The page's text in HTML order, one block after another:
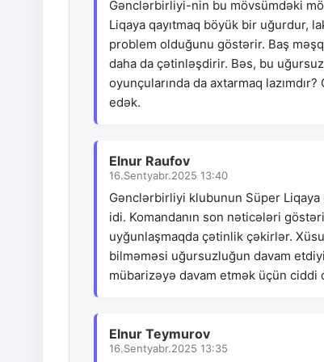
Gənclərbirliyi-nin bu mövsümdəki
Liqaya qayıtmaq böyük bir uğurdur,
problem olduğunu göstərir. Baş
daha da çətinləşdirir. Bəs, bu
oyunçularında da axtarmaq
edək.
Elnur Raufov
16.Sentyabr.2025 13:40
Gənclərbirliyi klubunun Süper Liqaya
idi. Komandanın son nəticələri
uyğunlaşmaqda çətinlik çəkirlər.
bilməməsi uğursuzluğun davam
mübarizəyə davam etmək üçün ciddi
Elnur Teymurov
16.Sentyabr.2025 13:35